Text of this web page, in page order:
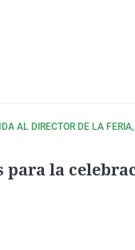
AL DIRECTOR DE LA
para la